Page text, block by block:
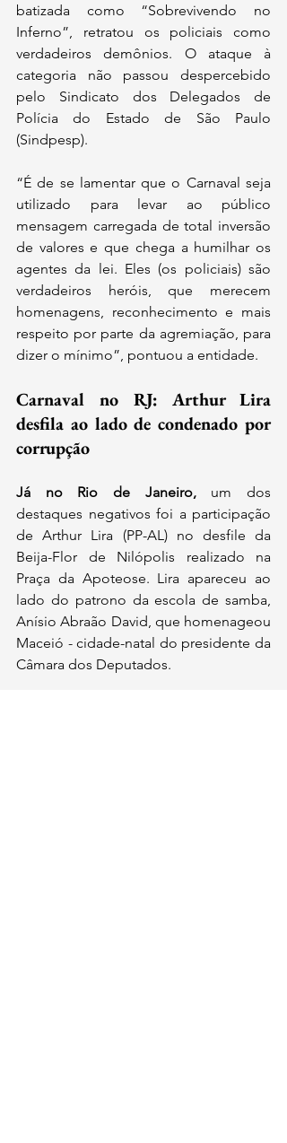
batizada como “Sobrevivendo no
Inferno”, retratou os policiais como
verdadeiros demônios. O ataque à
categoria não passou despercebido
pelo Sindicato dos Delegados de
Polícia do Estado de São Paulo
(Sindpesp).
“É de se lamentar que o Carnaval seja
utilizado para levar ao público
mensagem carregada de total inversão
de valores e que chega a humilhar os
agentes da lei. Eles (os policiais) são
verdadeiros heróis, que merecem
homenagens, reconhecimento e mais
respeito por parte da agremiação, para
dizer o mínimo”, pontuou a entidade.
Carnaval no RJ: Arthur Lira
desfila ao lado de condenado por
corrupção
Já no Rio de Janeiro, um dos
destaques negativos foi a participação
de Arthur Lira (PP-AL) no desfile da
Beija-Flor de Nilópolis realizado na
Praça da Apoteose. Lira apareceu ao
lado do patrono da escola de samba,
Anísio Abraão David, que homenageou
Maceió - cidade-natal do presidente da
Câmara dos Deputados.